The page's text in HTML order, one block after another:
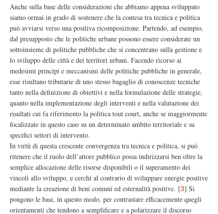
Anche sulla base delle considerazioni che abbiamo appena sviluppato
siamo ormai in grado di sostenere che la contesa tra tecnica e politica
può avviarsi verso una positiva ricomposizione. Partendo, ad esempio,
dal presupposto che le politiche urbane possono essere considerate un
sottoinsieme di politiche pubbliche che si concentrano sulla gestione e
lo sviluppo delle città e dei territori urbani. Facendo ricorso ai
medesimi principi e meccanismi delle politiche pubbliche in generale,
esse risultano tributarie di uno stesso bagaglio di conoscenze tecniche
tanto nella definizione di obiettivi e nella formulazione delle strategie,
quanto nella implementazione degli interventi e nella valutazione dei
risultati cui fa riferimento la politica tout court, anche se maggiormente
focalizzate in questo caso su un determinato ambito territoriale e su
specifici settori di intervento.
In virtù di questa crescente convergenza tra tecnica e politica, si può
ritenere che il ruolo dell’attore pubblico possa indirizzarsi ben oltre la
semplice allocazione delle risorse disponibili o il superamento dei
vincoli allo sviluppo, e cerchi al contrario di sviluppare energie positive
mediante la creazione di beni comuni ed esternalità positive. [3] Si
pongono le basi, in questo modo, per contrastare efficacemente quegli
orientamenti che tendono a semplificare e a polarizzare il discorso